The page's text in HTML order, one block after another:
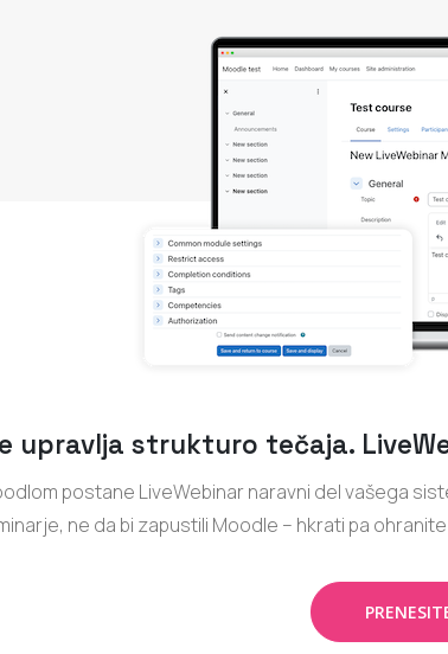
upravlja strukturo tečaja.
postane LiveWebinar naravni del vašega
ne da bi zapustili Moodle – hkrati pa